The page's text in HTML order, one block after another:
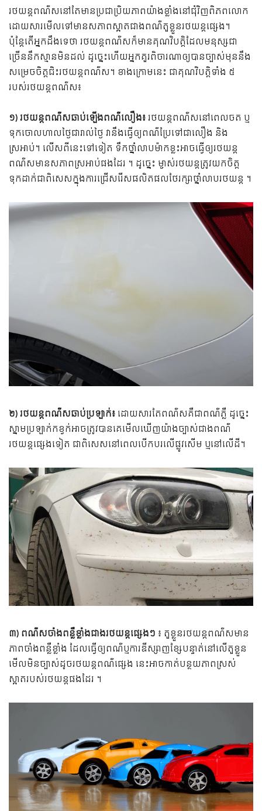
រថយន្តពណ៌សនៅតែមានប្រជាប្រិយភាពយ៉ាងខ្លាំងនៅជុំវិញពិភពលោក
ដោយសារមើលទៅមានសភាពស្អាតជាងពណ៌តួខ្លួនរថយន្តផ្សេង។
ប៉ុន្តែតើអ្នកដឹងទេថា រថយន្តពណ៌សក៏មានគុណវិបត្តិដែលមនុស្សជា
ច្រើននឹកស្មានមិនដល់ ដូច្នេះ​ហើយ​អ្នក​គួរ​ពិចារណា​ឲ្យ​បាន​ច្បាស់​មុន​នឹង​
សម្រេច​ចិត្ត​ជិះ​រថយន្ត​ពណ៌​ស។ ខាងក្រោមនេះ ជាគុណវិបត្តិទាំង ៥
របស់រថយន្តពណ៌ស៖
១) រថយន្តពណ៌សឆាប់ឡើងពណ៌លឿង៖រថយន្តពណ៌សនៅពេលចត ឬ
ទុកចោលហាលថ្ងៃជារាល់ថ្ងៃ វា​នឹង​ធ្វើ​ឲ្យពណ៌​​ប្រែ​ទៅ​ជា​លឿង និង​
ស្រអាប់។ លើស​ពី​នេះ​ទៅ​ទៀត ទឹកថ្នាំលាប​ម៉ាក​ខ្លះ​អាច​ធ្វើ​ឲ្យ​រថយន្ត​
ពណ៌​ស​មាន​សភាព​ស្រអាប់​ផង​ដែរ ។ ដូច្នេះ ម្ចាស់រថយន្តត្រូវយកចិត្ត
ទុកដាក់ជាពិសេសក្នុងការជ្រើសរើសផលិតផលថែរក្សាថ្នាំលាបរថយន្ត ។
២) រថយន្តពណ៌សឆាប់ប្រឡាក់៖ ដោយសារតែពណ៌សគឺជាពណ៌ភ្លឺ ដូច្នេះ
ស្នាមប្រឡាក់កខ្វក់អាចត្រូវបានគេមើលឃើញយ៉ាងច្បាស់ជាងពណ៌
រថយន្តផ្សេងទៀត ជាពិសេសនៅពេលបើកបរលើផ្លូវសើម ឬនៅលើដី។
៣) ពណ៌​ស​ចាំងពន្លឺខ្លាំងជាងរថយន្តផ្សេងៗ ៖ តួខ្លួន​រថយន្ត​ពណ៌​សមាន
ភាពចាំងពន្លឺខ្លាំង ដែល​​ធ្វើឲ្យពណ៌​ឬការឌីស្សាញខ្សែបន្ទាត់នៅលើ​តួខ្លួន
មើល​មិន​ច្បាស់​ដូច​រថយន្ត​ពណ៌​ផ្សេង​ នេះអាចកាត់បន្ថយភាពស្រស់
ស្អាតរបស់រថយន្តផងដែរ ។